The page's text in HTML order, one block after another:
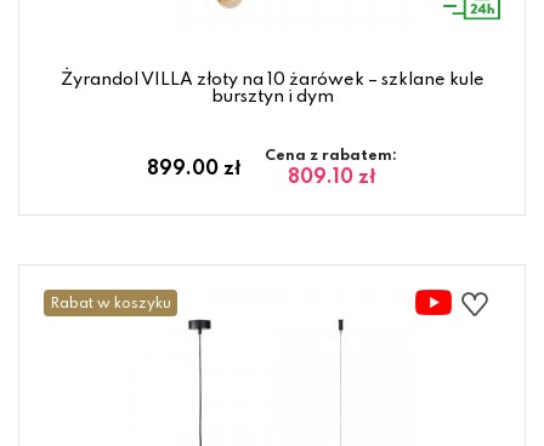
Żyrandol VILLA złoty na 10 żarówek – szklane kule
bursztyn i dym
899.00 zł
Cena z rabatem:
809.10 zł
Rabat w koszyku